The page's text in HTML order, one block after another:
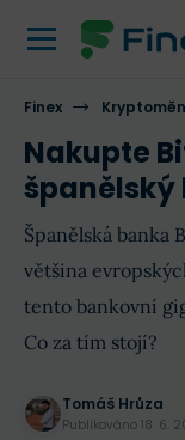
Finex
Nakupte
Španělská banka
většina
tento bankovní
Co za tím stojí?
Tomáš Hrůza
Publikováno 18. 6.